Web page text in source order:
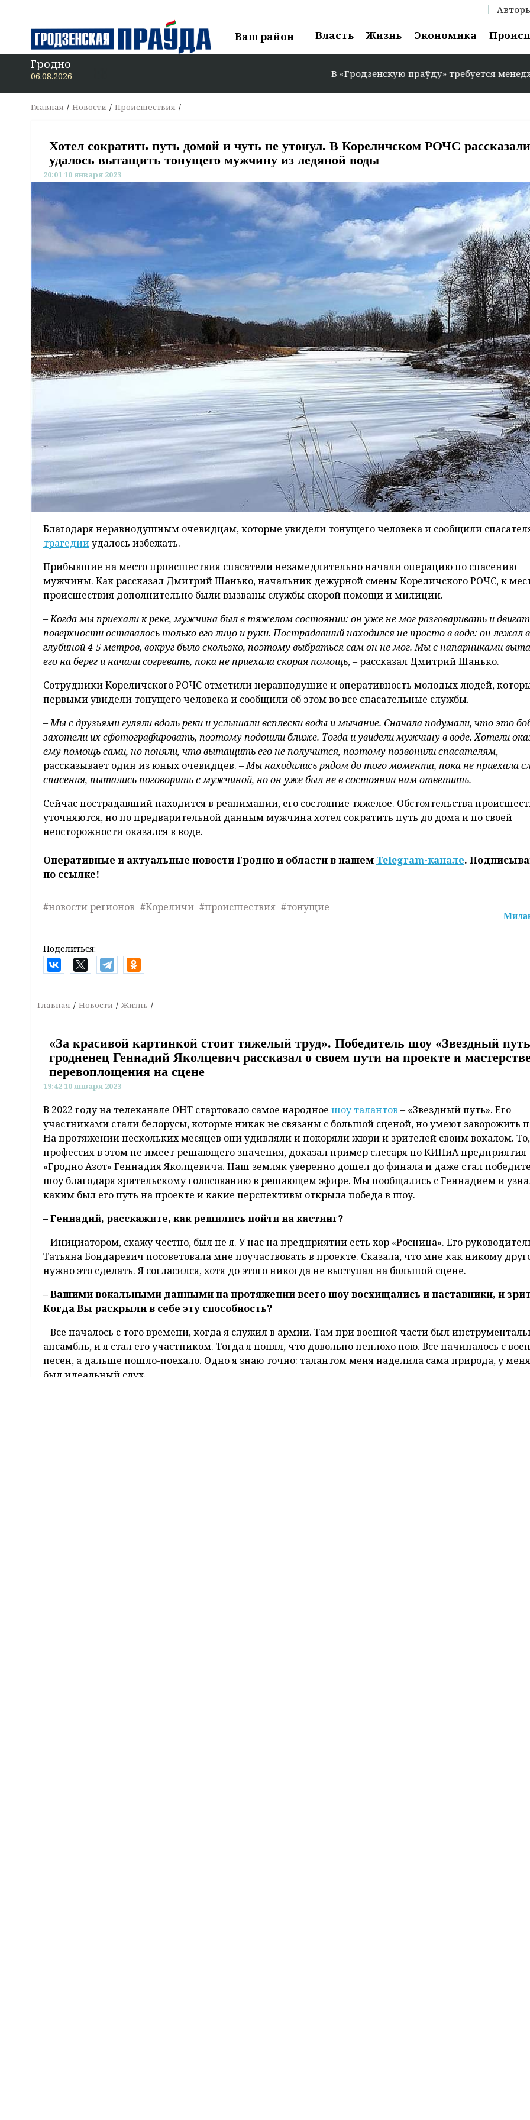
Ваш район Власть Жизнь Экономика
Гродно
06.08.2026 В «Гродзенскую праўду» требуется менеджер по
Главная Новости Происшествия
Хотел сократить путь домой и чуть не утонул. В Кореличском РОЧС
удалось вытащить тонущего мужчину из ледяной воды
20:01 10 января 2023
Благодаря неравнодушным очевидцам, которые увидели тонущего человека и сообщили
трагедииудалось избежать.
Прибывшие на место происшествия спасатели незамедлительно начали операцию по спасению
мужчины. Как рассказал Дмитрий Шанько, начальник дежурной смены Кореличского РОЧС, к
происшествия дополнительно были вызваны службы скорой помощи и милиции.
–Когда мы приехали к реке, мужчина был в тяжелом состоянии: он уже не мог разговаривать и
поверхности оставалось только его лицо и руки. Пострадавший находился не просто в воде: он лежал в
глубиной 4-5 метров, вокруг было скользко, поэтому выбраться сам он не мог. Мы с напарниками
его на берег и начали согревать, пока не приехала скорая помощь, – рассказал Дмитрий Шанько.
Сотрудники Кореличского РОЧС отметили неравнодушие и оперативность молодых людей,
первыми увидели тонущего человека и сообщили об этом во все спасательные службы.
–Мы с друзьями гуляли вдоль реки и услышали всплески воды и мычание. Сначала подумали, что это
захотели их сфотографировать, поэтому подошли ближе. Тогда и увидели мужчину в воде. Хотели
ему помощь сами, но поняли, что вытащить его не получится, поэтому позвонили спасателям, –
рассказывает один из юных очевидцев. –Мы находились рядом до того момента, пока не приехала
спасения, пытались поговорить с мужчиной, но он уже был не в состоянии нам ответить.
Сейчас пострадавший находится в реанимации, его состояние тяжелое. Обстоятельства
уточняются, но по предварительной данным мужчина хотел сократить путь до дома и по своей
неосторожности оказался в воде.
Оперативные и актуальные новости Гродно и области в нашем Telegram-канале.
по ссылке!
#новости регионов #Кореличи #происшествия #тонущие
Поделиться:
Главная Новости Жизнь
«За красивой картинкой стоит тяжелый труд». Победитель шоу «Звездный
гродненец Геннадий Яколцевич рассказал о своем пути на проекте и
перевоплощения на сцене
19:42 10 января 2023